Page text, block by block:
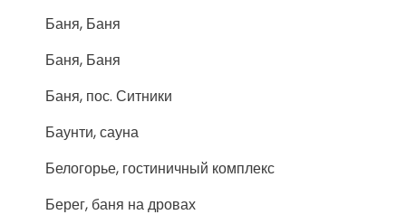
Баня, Баня
Баня, Баня
Баня, пос. Ситники
Баунти, сауна
Белогорье, гостиничный комплекс
Берег, баня на дровах